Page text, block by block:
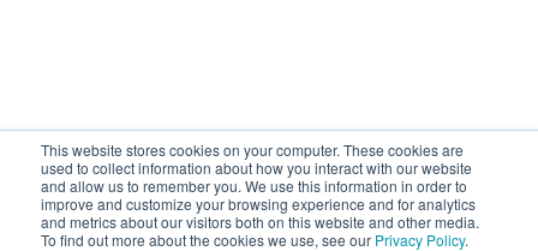
This website stores cookies on your computer. These cookies are
used to collect information about how you interact with our website
and allow us to remember you. We use this information in order to
improve and customize your browsing experience and for analytics
and metrics about our visitors both on this website and other media.
To find out more about the cookies we use, see our Privacy Policy.